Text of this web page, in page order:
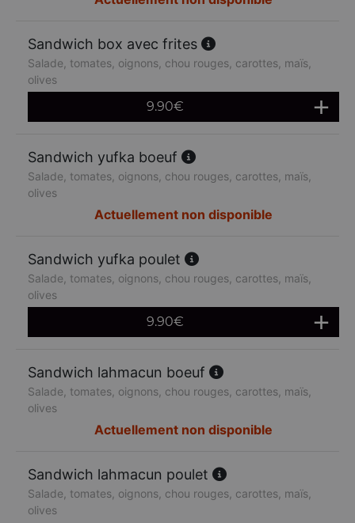
Sandwich box avec frites
Salade, tomates, oignons, chou rouges, carottes, maïs,
olives
9.90€
Sandwich yufka boeuf
Salade, tomates, oignons, chou rouges, carottes, maïs,
olives
Actuellement non disponible
Sandwich yufka poulet
Salade, tomates, oignons, chou rouges, carottes, maïs,
olives
9.90€
Sandwich lahmacun boeuf
Salade, tomates, oignons, chou rouges, carottes, maïs,
olives
Actuellement non disponible
Sandwich lahmacun poulet
Salade, tomates, oignons, chou rouges, carottes, maïs,
olives